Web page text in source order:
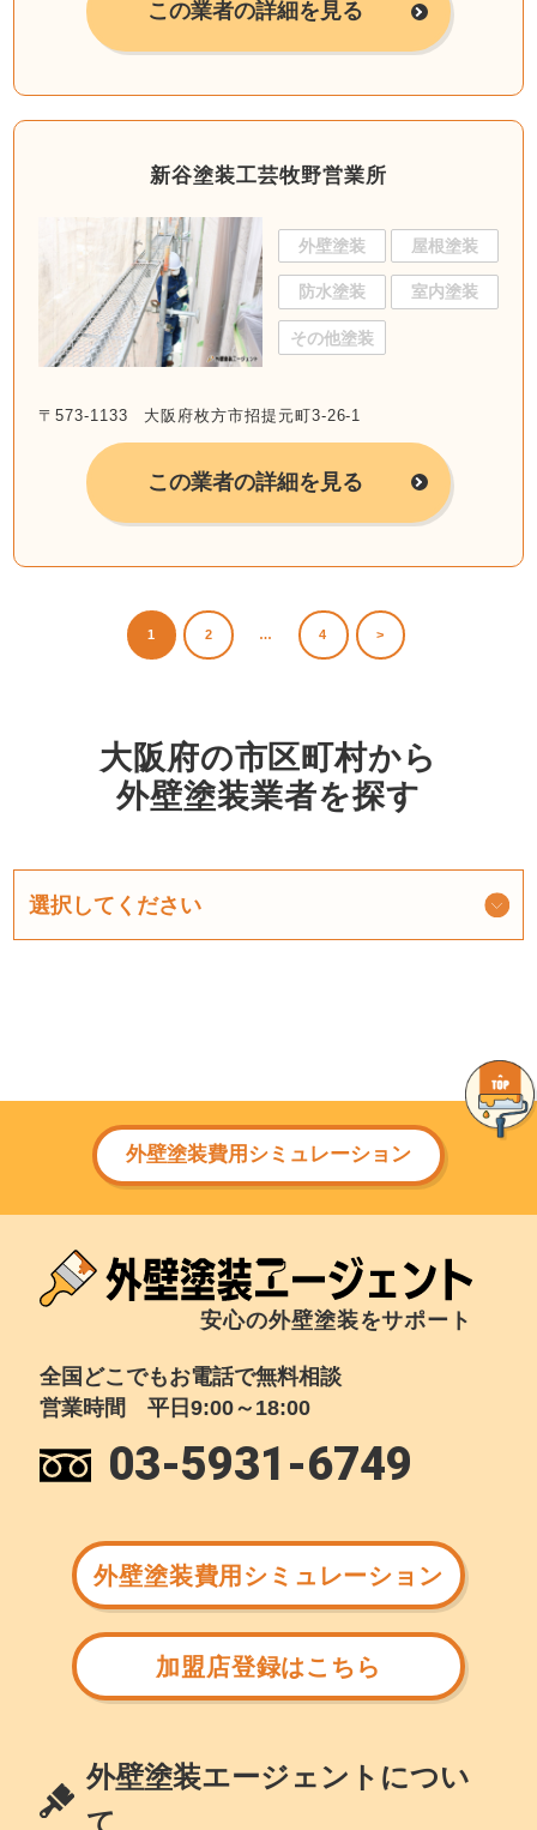
この業者の詳細を見る
新谷塗装工芸牧野営業所
外壁塗装 屋根塗装
防水塗装 室内塗装
その他塗装
〒573-1133 大阪府枚方市招提元町3-26-1
この業者の詳細を見る
1 2 … 4 >
大阪府の市区町村から
外壁塗装業者を探す
外壁塗装費用シミュレーション
安心の外壁塗装をサポート
全国どこでもお電話で無料相談
営業時間 平日9:00～18:00
03-5931-6749
外壁塗装費用シミュレーション
加盟店登録はこちら
外壁塗装エージェントについ
て